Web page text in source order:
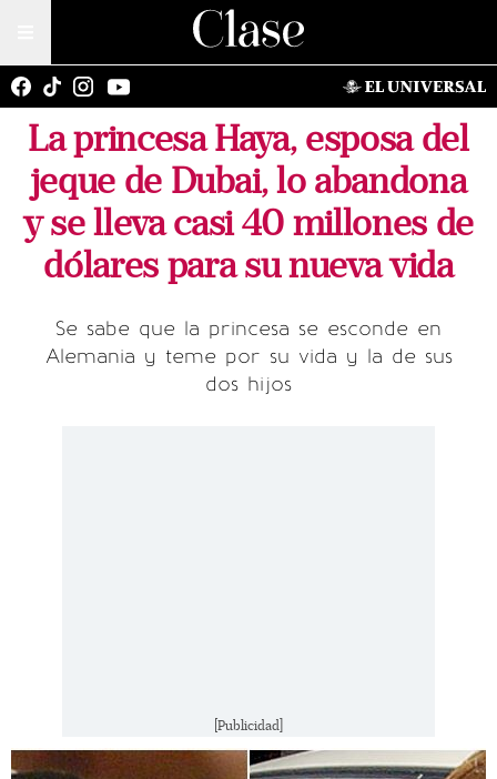
La princesa Haya, esposa del
jeque de Dubai, lo abandona
y se lleva casi 40 millones de
dólares para su nueva vida
Se sabe que la princesa se esconde en
Alemania y teme por su vida y la de sus
dos hijos
[Publicidad]